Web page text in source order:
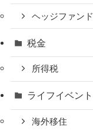
ヘッジファンド
税金
所得税
ライフイベント
海外移住